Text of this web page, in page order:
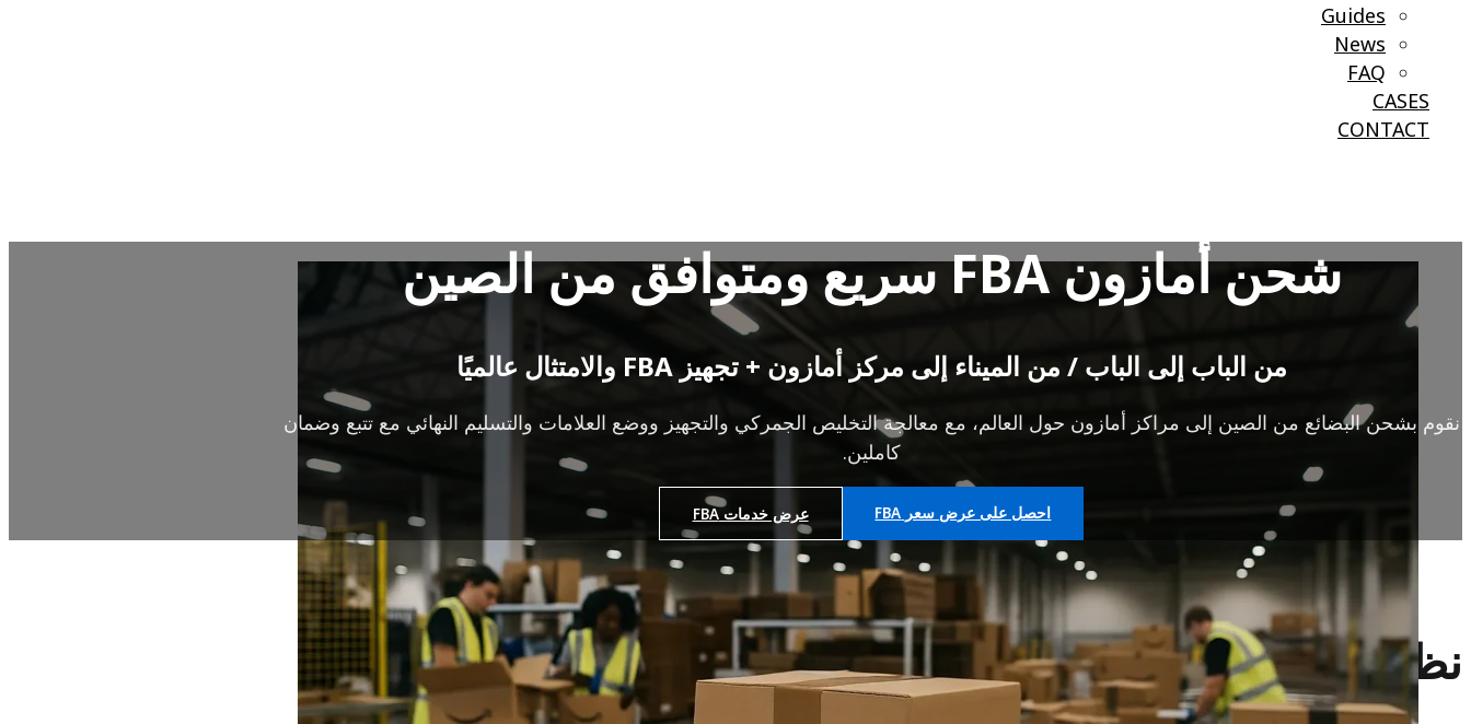
Guides
News
FAQ
CASES
CONTACT
شحن أمازون FBA سريع ومتوافق من الصين
من الباب إلى الباب / من الميناء إلى مركز أمازون + تجهيز FBA والامتثال عالميًا
نقوم بشحن البضائع من الصين إلى مراكز أمازون حول العالم، مع معالجة التخليص الجمركي والتجهيز ووضع العلامات والتسليم النهائي مع تتبع وضمان
كاملين.
احصل على عرض سعر FBA عرض خدمات FBA
نظرة عامة